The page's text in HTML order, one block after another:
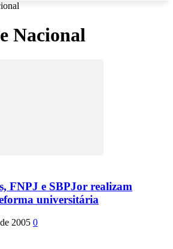
Nacional
FNPJ e SBPJor realizam
universitária
2005 0